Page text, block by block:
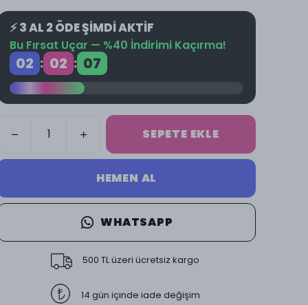
⚡ 3 AL 2 ÖDE ŞİMDİ AKTİF
Bu Fırsat Uçar — %40 İndirimi Kaçırma!
02 : 02 : 07
SEPETE EKLE
HEMEN AL
WHATSAPP
500 TL üzeri ücretsiz kargo
14 gün içinde iade değişim